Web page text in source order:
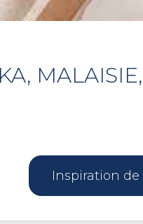
Inspiration de